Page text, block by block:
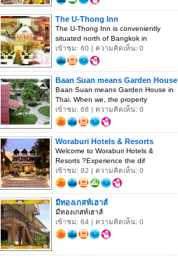
The U-Thong Inn
The U-Thong Inn is conveniently
situated north of Bangkok in
เข้าชม: 60 | ความคิดเห็น: 0
Baan Suan means Garden House
Baan Suan means Garden House in
Thai. When we, the property
เข้าชม: 68 | ความคิดเห็น: 0
Woraburi Hotels & Resorts
Welcome to Woraburi Hotels &
Resorts ?Experience the dif
เข้าชม: 92 | ความคิดเห็น: 0
มีทองเกสท์เฮาส์
มีทองเกสท์เฮาส์
เข้าชม: 64 | ความคิดเห็น: 0